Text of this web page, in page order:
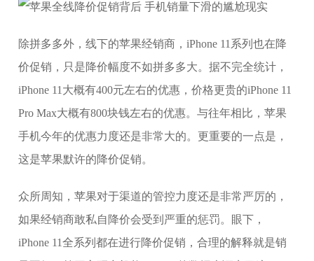
除拼多多外，线下的苹果经销商，iPhone 11系列也在降
价促销，只是降价幅度不如拼多多大。据不完全统计，
iPhone 11大概有400元左右的优惠，价格更贵的iPhone 11
Pro Max大概有800块钱左右的优惠。与往年相比，苹果
手机今年的优惠力度还是非常大的。更重要的一点是，
这是苹果默许的降价促销。
众所周知，苹果对于渠道的管控力度还是非常严厉的，
如果经销商敢私自降价会受到严重的惩罚。眼下，
iPhone 11全系列都在进行降价促销，合理的解释就是销